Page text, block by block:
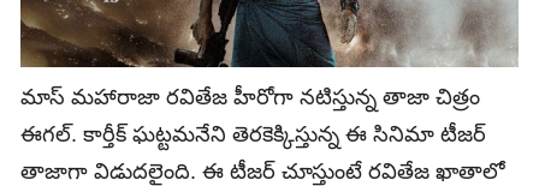
మాస్ మహారాజా రవితేజ హీరోగా నటిస్తున్న తాజా చిత్రం
ఈగల్‌. కార్తీక్ ఘట్టమనేని తెరకెక్కిస్తున్న ఈ సినిమా టీజర్
తాజాగా విడుదలైంది. ఈ టీజర్ చూస్తుంటే రవితేజ ఖాతాలో